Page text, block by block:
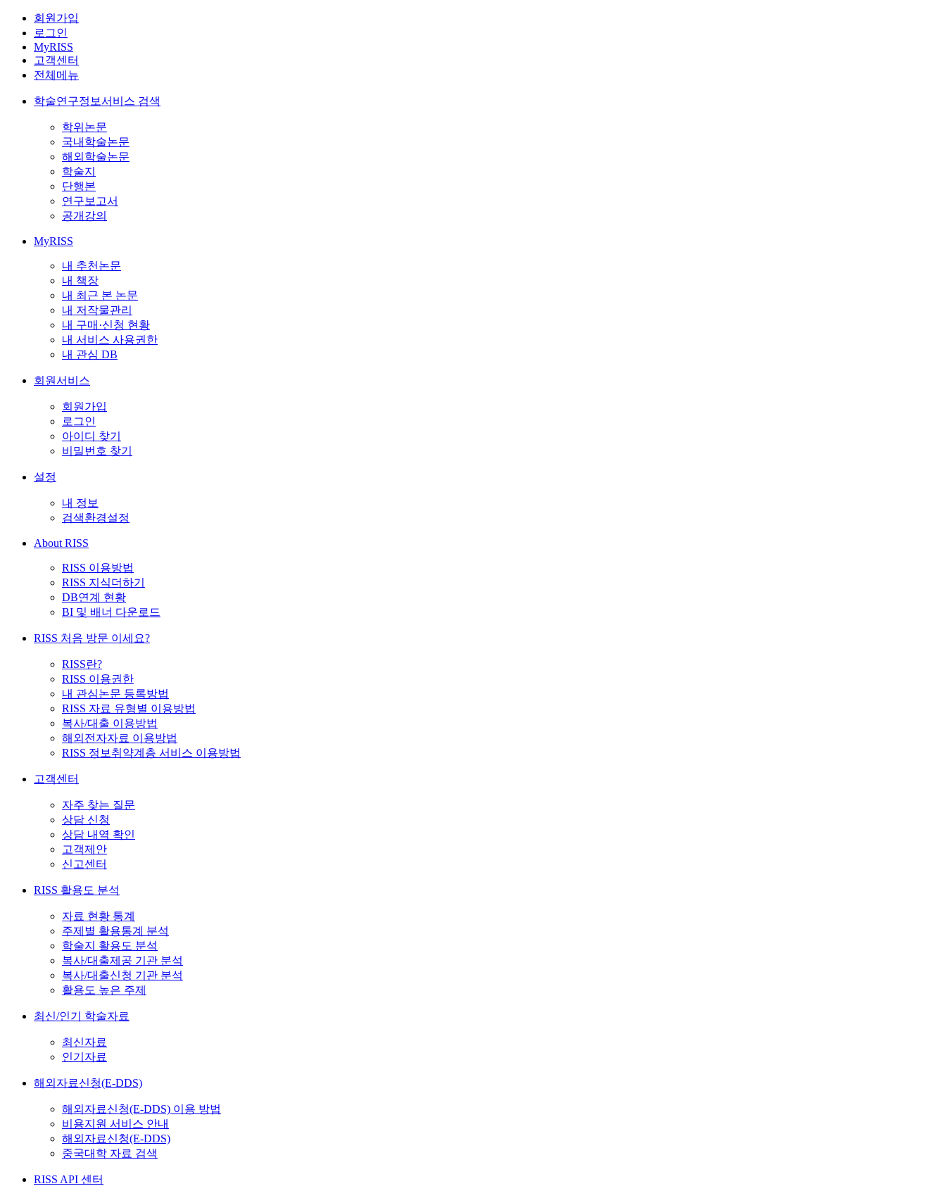
회원가입
로그인
MyRISS
고객센터
전체메뉴
학술연구정보서비스 검색
학위논문
국내학술논문
해외학술논문
학술지
단행본
연구보고서
공개강의
MyRISS
내 추천논문
내 책장
내 최근 본 논문
내 저작물관리
내 구매·신청 현황
내 서비스 사용권한
내 관심 DB
회원서비스
회원가입
로그인
아이디 찾기
비밀번호 찾기
설정
내 정보
검색환경설정
About RISS
RISS 이용방법
RISS 지식더하기
DB연계 현황
BI 및 배너 다운로드
RISS 처음 방문 이세요?
RISS란?
RISS 이용권한
내 관심논문 등록방법
RISS 자료 유형별 이용방법
복사/대출 이용방법
해외전자자료 이용방법
RISS 정보취약계층 서비스 이용방법
고객센터
자주 찾는 질문
상담 신청
상담 내역 확인
고객제안
신고센터
RISS 활용도 분석
자료 현황 통계
주제별 활용통계 분석
학술지 활용도 분석
복사/대출제공 기관 분석
복사/대출신청 기관 분석
활용도 높은 주제
최신/인기 학술자료
최신자료
인기자료
해외자료신청(E-DDS)
해외자료신청(E-DDS) 이용 방법
비용지원 서비스 안내
해외자료신청(E-DDS)
중국대학 자료 검색
RISS API 센터